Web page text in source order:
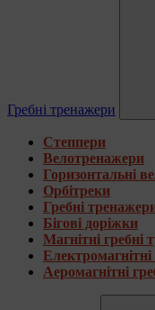
Гребні тренажери
Степпери
Велотренажери
Горизонтальні
Орбітреки
Гребні
Бігові доріжки
Магнітні гребні
Аеромагнітні